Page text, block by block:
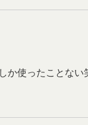
か使ったことない